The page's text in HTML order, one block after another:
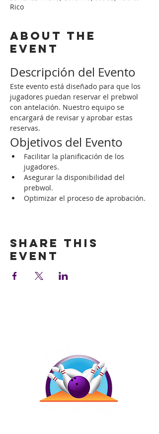
Rico
About the
event
Descripción del Evento
Este evento está diseñado para que los
jugadores puedan reservar el prebwol
con antelación. Nuestro equipo se
encargará de revisar y aprobar estas
reservas.
Objetivos del Evento
Facilitar la planificación de los
jugadores.
Asegurar la disponibilidad del
prebwol.
Optimizar el proceso de aprobación.
Share this
event